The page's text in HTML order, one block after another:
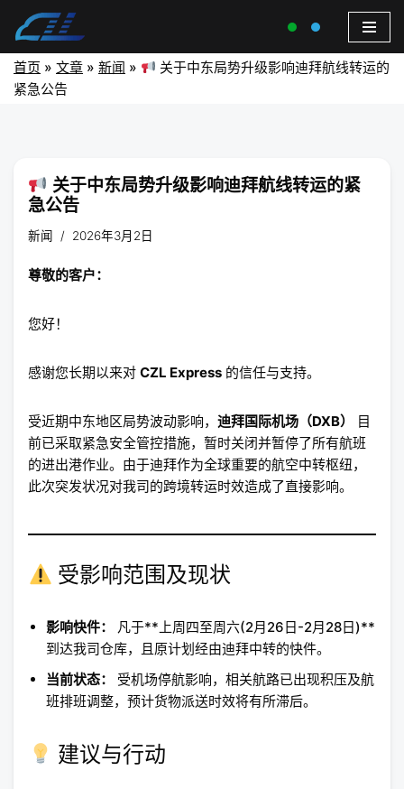
首页 » 文章 » 新闻 »
关于中东局势升级影响迪拜航线转运的
紧急公告
关于中东局势升级影响迪拜航线转运的紧
急公告
新闻 2026年3月2日
尊敬的客户：
您好！
感谢您长期以来对 CZL Express 的信任与支持。
受近期中东地区局势波动影响， 迪拜国际机场（DXB）
目
前已采取紧急安全管控措施，暂时关闭并暂停了所有航班
的进出港作业。由于迪拜作为全球重要的航空中转枢纽，
此次突发状况对我司的跨境转运时效造成了直接影响。
受影响范围及现状
影响快件：
凡于**上周四至周六(2月26日-2月28日)**
到达我司仓库，且原计划经由迪拜中转的快件。
当前状态：
受机场停航影响，相关航路已出现积压及航
班排班调整，预计货物派送时效将有所滞后。
建议与行动